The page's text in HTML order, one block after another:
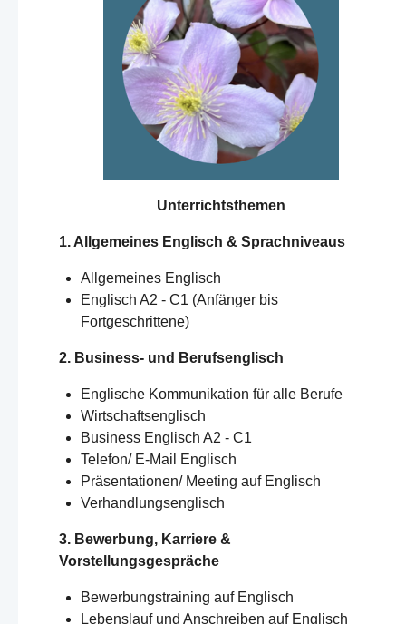
Unterrichtsthemen
1. Allgemeines Englisch & Sprachniveaus
Allgemeines Englisch
Englisch A2 - C1 (Anfänger bis
Fortgeschrittene)
2. Business- und Berufsenglisch
Englische Kommunikation für alle Berufe
Wirtschaftsenglisch
Business Englisch A2 - C1
Telefon/ E-Mail Englisch
Präsentationen/ Meeting auf Englisch
Verhandlungsenglisch
3. Bewerbung, Karriere &
Vorstellungsgespräche
Bewerbungstraining auf Englisch
Lebenslauf und Anschreiben auf Englisch